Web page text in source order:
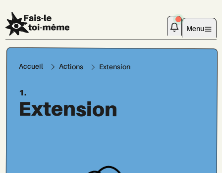
Menu
Accueil Actions Extension
1.
Extension